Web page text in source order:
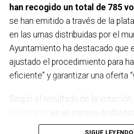
han recogido un total de 785
se han emitido a través de la
en las urnas distribuidas por el
Ayuntamiento ha destacado que
ajustado el procedimiento para
eficiente” y garantizar una oferta
Según el resultado de la
11, 12, 18 y 19 de septiembre,
SIGUE LEYENDO